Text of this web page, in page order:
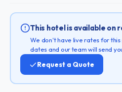
This hotel is available on
We don't have live rates for
dates and our team will send
Request a Quote